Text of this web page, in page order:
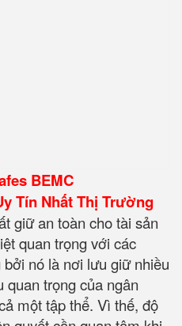
BEMC
Tín Nhất Thị Trường
giữ an toàn cho tài sản
quan trọng với các
nó là nơi lưu giữ nhiều
quan trọng của ngân
một tập thể. Vì thế, độ